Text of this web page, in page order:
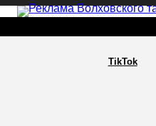
TikTok